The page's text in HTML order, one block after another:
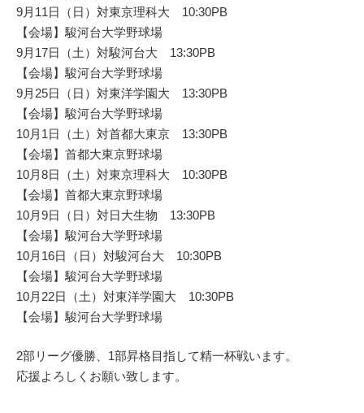
9月11日（日）対東京理科大 10:30PB
【会場】駿河台大学野球場
9月17日（土）対駿河台大 13:30PB
【会場】駿河台大学野球場
9月25日（日）対東洋学園大 13:30PB
【会場】駿河台大学野球場
10月1日（土）対首都大東京 13:30PB
【会場】首都大東京野球場
10月8日（土）対東京理科大 10:30PB
【会場】首都大東京野球場
10月9日（日）対日大生物 13:30PB
【会場】駿河台大学野球場
10月16日（日）対駿河台大 10:30PB
【会場】駿河台大学野球場
10月22日（土）対東洋学園大 10:30PB
【会場】駿河台大学野球場
2部リーグ優勝、1部昇格目指して精一杯戦います。
応援よろしくお願い致します。